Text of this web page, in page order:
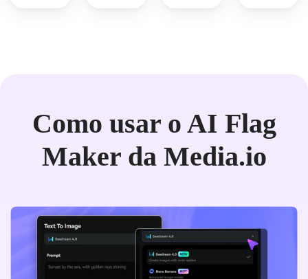
Como usar o AI Flag
Maker da Media.io